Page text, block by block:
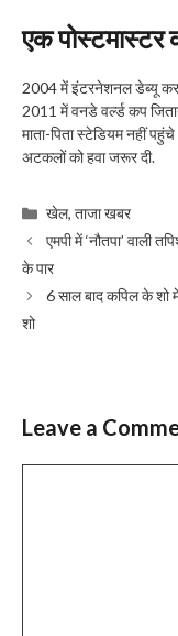
एक पोस्टमास्टर
2004 में इंटरनेशनल डेब्यू
2011 में वनडे वर्ल्ड कप
माता-पिता स्टेडियम नहीं
अटकलों को हवा जरूर दी.
Categories
खेल,ताजा खबर
एमपी में ‘नौतपा’ वाली
के पार
6 साल बाद कपिल के शो
शो
Leave a